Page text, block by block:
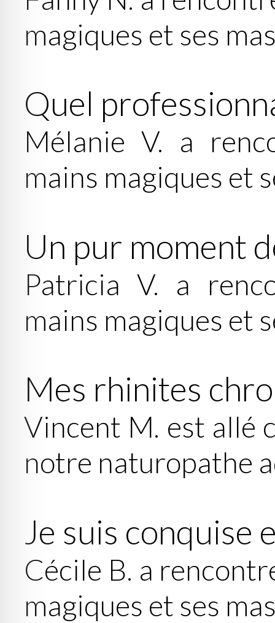
magiques et ses
Quel
Mélanie V. a
mains magiques et
Un pur moment
Patricia V. a
mains magiques et
Mes rhinites
Vincent M. est allé
notre naturopathe
Je suis conquise
Cécile B. a
magiques et ses